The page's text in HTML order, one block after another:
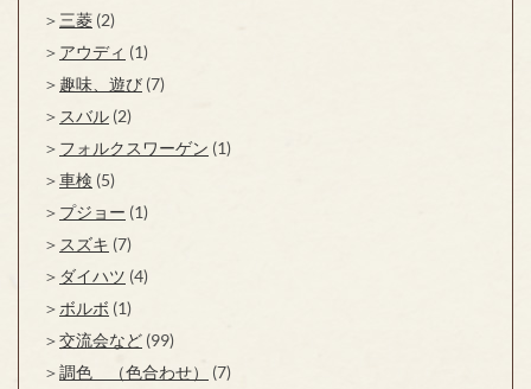
三菱 (2)
アウディ (1)
趣味、遊び (7)
スバル (2)
フォルクスワーゲン (1)
車検 (5)
プジョー (1)
スズキ (7)
ダイハツ (4)
ボルボ (1)
交流会など (99)
調色 （色合わせ）
(7)